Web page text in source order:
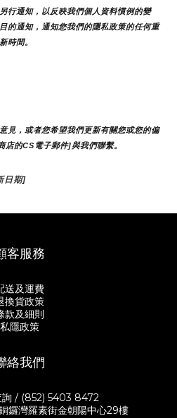
行通知，以反映我們個人資料慣例的變
的通知，通知您我們的隱私政策的任何重
時間。
見，或者您希望我們更新有關您或您的偏
店的CS電子郵件]與我們聯繫。
日期]
客服務
送及運費
換貨政策
款及細則
私隱政策
絡我們
/ (852) 5403 8472
鑼灣羅素街金朝陽中心29樓